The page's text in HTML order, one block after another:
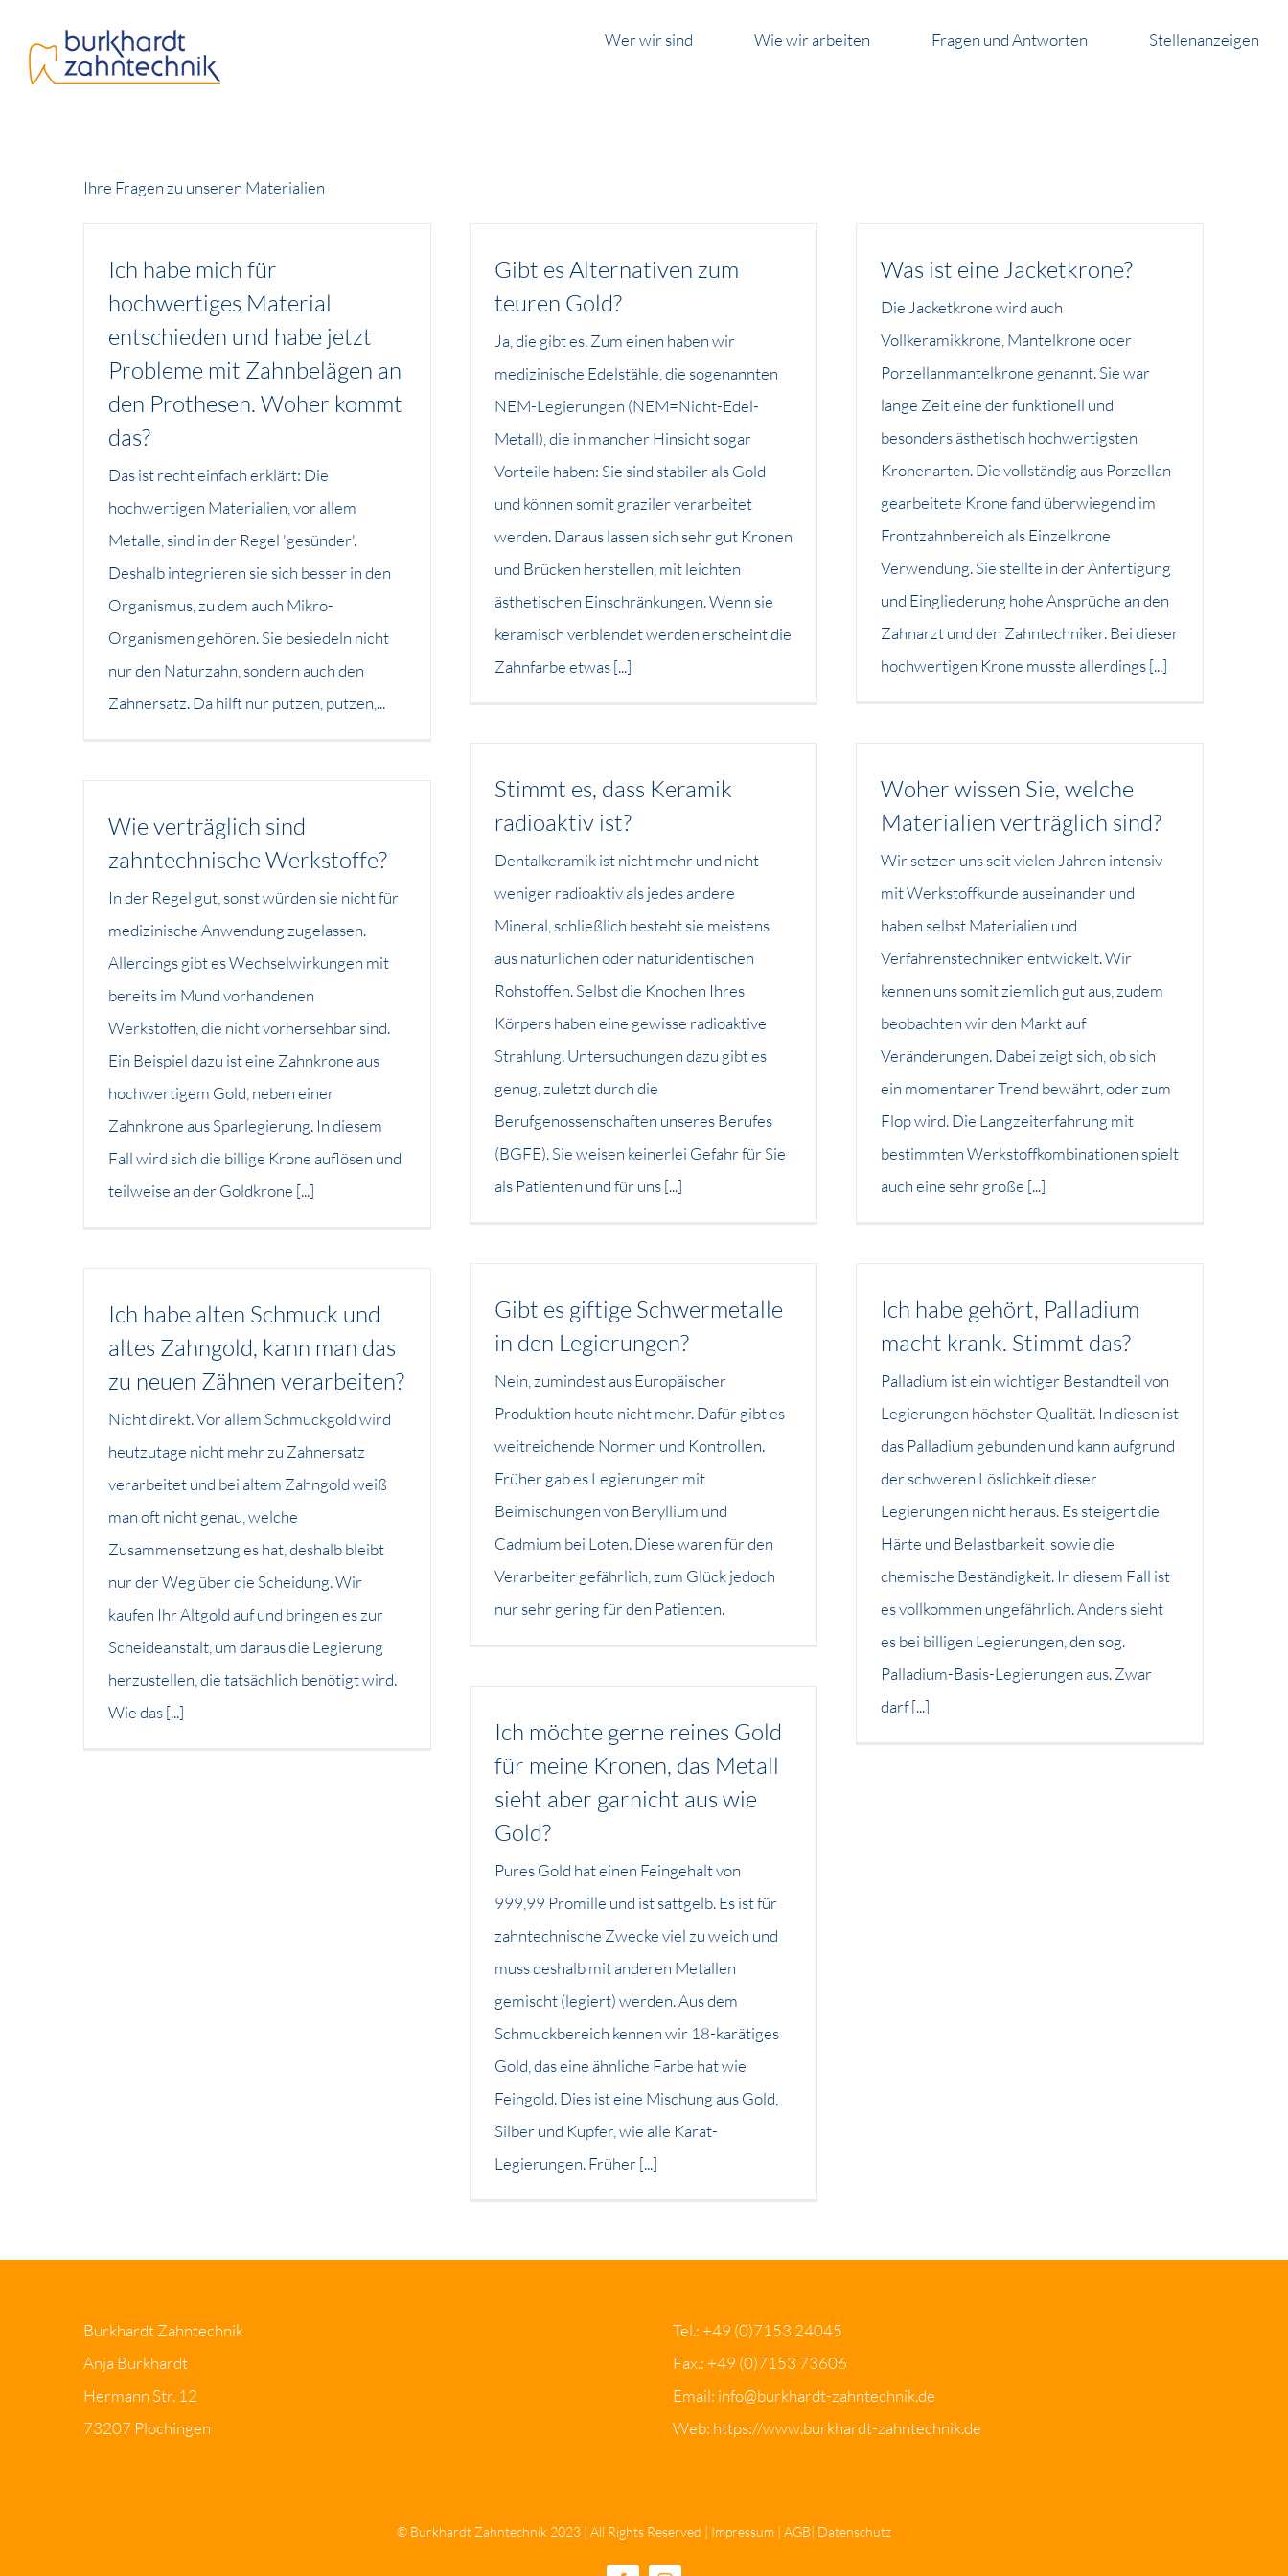
Inhalt
springen
Wer wir sind Wie wir arbeiten Fragen und Antworten Stellenanzeigen
Ihre Fragen zu unseren Materialien
Ich habe mich für
hochwertiges Material
entschieden und habe jetzt
Probleme mit Zahnbelägen an
den Prothesen. Woher kommt
das?
Das ist recht einfach erklärt: Die
hochwertigen Materialien, vor allem
Metalle, sind in der Regel 'gesünder'.
Deshalb integrieren sie sich besser in den
Organismus, zu dem auch Mikro-
Organismen gehören. Sie besiedeln nicht
nur den Naturzahn, sondern auch den
Zahnersatz. Da hilft nur putzen, putzen,...
Gibt es Alternativen zum
teuren Gold?
Ja, die gibt es. Zum einen haben wir
medizinische Edelstähle, die sogenannten
NEM-Legierungen (NEM=Nicht-Edel-
Metall), die in mancher Hinsicht sogar
Vorteile haben: Sie sind stabiler als Gold
und können somit graziler verarbeitet
werden. Daraus lassen sich sehr gut Kronen
und Brücken herstellen, mit leichten
ästhetischen Einschränkungen. Wenn sie
keramisch verblendet werden erscheint die
Zahnfarbe etwas [...]
Was ist eine Jacketkrone?
Die Jacketkrone wird auch
Vollkeramikkrone, Mantelkrone oder
Porzellanmantelkrone genannt. Sie war
lange Zeit eine der funktionell und
besonders ästhetisch hochwertigsten
Kronenarten. Die vollständig aus Porzellan
gearbeitete Krone fand überwiegend im
Frontzahnbereich als Einzelkrone
Verwendung. Sie stellte in der Anfertigung
und Eingliederung hohe Ansprüche an den
Zahnarzt und den Zahntechniker. Bei dieser
hochwertigen Krone musste allerdings [...]
Stimmt es, dass Keramik
radioaktiv ist?
Dentalkeramik ist nicht mehr und nicht
weniger radioaktiv als jedes andere
Mineral, schließlich besteht sie meistens
aus natürlichen oder naturidentischen
Rohstoffen. Selbst die Knochen Ihres
Körpers haben eine gewisse radioaktive
Strahlung. Untersuchungen dazu gibt es
genug, zuletzt durch die
Berufgenossenschaften unseres Berufes
(BGFE). Sie weisen keinerlei Gefahr für Sie
als Patienten und für uns [...]
Woher wissen Sie, welche
Materialien verträglich sind?
Wir setzen uns seit vielen Jahren intensiv
mit Werkstoffkunde auseinander und
haben selbst Materialien und
Verfahrenstechniken entwickelt. Wir
kennen uns somit ziemlich gut aus, zudem
beobachten wir den Markt auf
Veränderungen. Dabei zeigt sich, ob sich
ein momentaner Trend bewährt, oder zum
Flop wird. Die Langzeiterfahrung mit
bestimmten Werkstoffkombinationen spielt
auch eine sehr große [...]
Wie verträglich sind
zahntechnische Werkstoffe?
In der Regel gut, sonst würden sie nicht für
medizinische Anwendung zugelassen.
Allerdings gibt es Wechselwirkungen mit
bereits im Mund vorhandenen
Werkstoffen, die nicht vorhersehbar sind.
Ein Beispiel dazu ist eine Zahnkrone aus
hochwertigem Gold, neben einer
Zahnkrone aus Sparlegierung. In diesem
Fall wird sich die billige Krone auflösen und
teilweise an der Goldkrone [...]
Gibt es giftige Schwermetalle
in den Legierungen?
Nein, zumindest aus Europäischer
Produktion heute nicht mehr. Dafür gibt es
weitreichende Normen und Kontrollen.
Früher gab es Legierungen mit
Beimischungen von Beryllium und
Cadmium bei Loten. Diese waren für den
Verarbeiter gefährlich, zum Glück jedoch
nur sehr gering für den Patienten.
Ich habe gehört, Palladium
macht krank. Stimmt das?
Palladium ist ein wichtiger Bestandteil von
Legierungen höchster Qualität. In diesen ist
das Palladium gebunden und kann aufgrund
der schweren Löslichkeit dieser
Legierungen nicht heraus. Es steigert die
Härte und Belastbarkeit, sowie die
chemische Beständigkeit. In diesem Fall ist
es vollkommen ungefährlich. Anders sieht
es bei billigen Legierungen, den sog.
Palladium-Basis-Legierungen aus. Zwar
darf [...]
Ich habe alten Schmuck und
altes Zahngold, kann man das
zu neuen Zähnen verarbeiten?
Nicht direkt. Vor allem Schmuckgold wird
heutzutage nicht mehr zu Zahnersatz
verarbeitet und bei altem Zahngold weiß
man oft nicht genau, welche
Zusammensetzung es hat, deshalb bleibt
nur der Weg über die Scheidung. Wir
kaufen Ihr Altgold auf und bringen es zur
Scheideanstalt, um daraus die Legierung
herzustellen, die tatsächlich benötigt wird.
Wie das [...]
Ich möchte gerne reines Gold
für meine Kronen, das Metall
sieht aber garnicht aus wie
Gold?
Pures Gold hat einen Feingehalt von
999,99 Promille und ist sattgelb. Es ist für
zahntechnische Zwecke viel zu weich und
muss deshalb mit anderen Metallen
gemischt (legiert) werden. Aus dem
Schmuckbereich kennen wir 18-karätiges
Gold, das eine ähnliche Farbe hat wie
Feingold. Dies ist eine Mischung aus Gold,
Silber und Kupfer, wie alle Karat-
Legierungen. Früher [...]
Burkhardt Zahntechnik
Anja Burkhardt
Hermann Str. 12
73207 Plochingen
Tel.: +49 (0)7153 24045
Fax.: +49 (0)7153 73606
Email: info@burkhardt-zahntechnik.de
Web: https://www.burkhardt-zahntechnik.de
© Burkhardt Zahntechnik 2023 | All Rights Reserved | Impressum | AGB| Datenschutz